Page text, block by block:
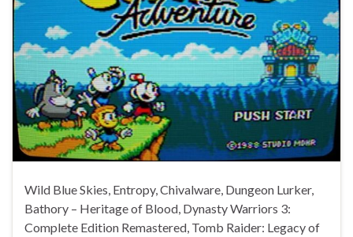
Wild Blue Skies, Entropy, Chivalware, Dungeon Lurker,
Bathory – Heritage of Blood, Dynasty Warriors 3:
Complete Edition Remastered, Tomb Raider: Legacy of